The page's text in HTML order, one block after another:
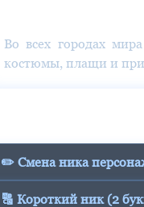
Во всех городах
костюмы, плащи и
✏️ Смена ника
🔠 Короткий ник (2